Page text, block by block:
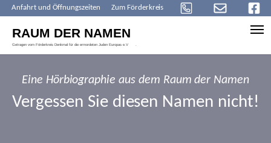
Anfahrt und Öffnungszeiten Zum Förderkreis
Eine Hörbiographie aus dem Raum der Namen
Vergessen Sie diesen Namen nicht!